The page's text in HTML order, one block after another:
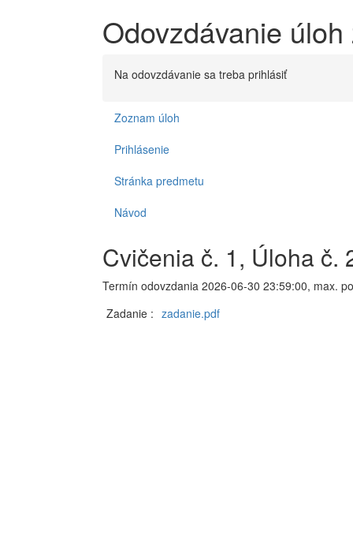
Odovzdávanie
Na odovzdávanie sa treba prihlásiť
Zoznam úloh
Prihlásenie
Stránka predmetu
Návod
Cvičenia č. 1, Úloha č.
Termín odovzdania 2026-06-30 23:59:00, max.
Zadanie : zadanie.pdf